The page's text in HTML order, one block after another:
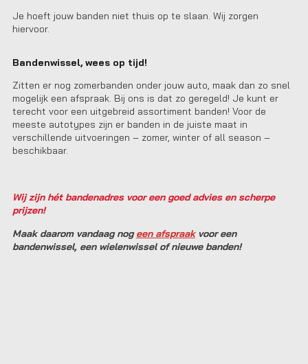
Je hoeft jouw banden niet thuis op te slaan. Wij zorgen
hiervoor.
Bandenwissel, wees op tijd!
Zitten er nog zomerbanden onder jouw auto, maak dan zo snel
mogelijk een afspraak. Bij ons is dat zo geregeld! Je kunt er
terecht voor een uitgebreid assortiment banden! Voor de
meeste autotypes zijn er banden in de juiste maat in
verschillende uitvoeringen – zomer, winter of all season –
beschikbaar.
Wij zijn hét bandenadres voor een goed advies en scherpe
prijzen!
Maak daarom vandaag nogeen afspraakvoor een
bandenwissel, een wielenwissel of nieuwe banden!